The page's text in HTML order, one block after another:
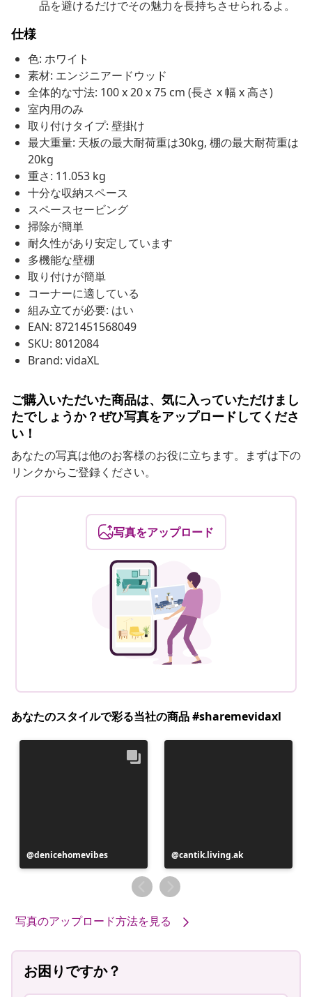
品を避けるだけでその魅力を長持ちさせられるよ。
仕様
色: ホワイト
素材: エンジニアードウッド
全体的な寸法: 100 x 20 x 75 cm (長さ x 幅 x 高さ)
室内用のみ
取り付けタイプ: 壁掛け
最大重量: 天板の最大耐荷重は30kg, 棚の最大耐荷重は
20kg
重さ: 11.053 kg
十分な収納スペース
スペースセービング
掃除が簡単
耐久性があり安定しています
多機能な壁棚
取り付けが簡単
コーナーに適している
組み立てが必要: はい
EAN: 8721451568049
SKU: 8012084
Brand: vidaXL
ご購入いただいた商品は、気に入っていただけまし
たでしょうか？ぜひ写真をアップロードしてくださ
い！
あなたの写真は他のお客様のお役に立ちます。まずは下の
リンクからご登録ください。
写真をアップロード
あなたのスタイルで彩る当社の商品 #sharemevidaxl
投
稿
denicehomevibes
投
稿
者
cantik.living.ak
写真のアップロード方法を見る
お困りですか？